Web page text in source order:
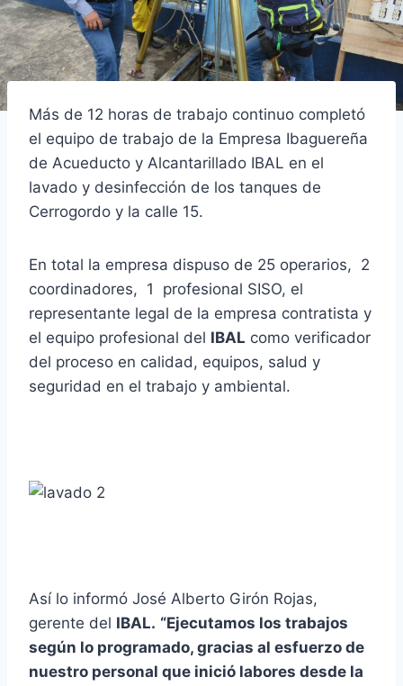
Más de 12 horas de trabajo continuo completó
el equipo de trabajo de la Empresa Ibaguereña
de Acueducto y Alcantarillado IBAL en el
lavado y desinfección de los tanques de
Cerrogordo y la calle 15.
En total la empresa dispuso de 25 operarios, 2
coordinadores, 1 profesional SISO, el
representante legal de la empresa contratista y
el equipo profesional del IBAL como verificador
del proceso en calidad, equipos, salud y
seguridad en el trabajo y ambiental.
Así lo informó José Alberto Girón Rojas,
gerente del IBAL. “Ejecutamos los trabajos
según lo programado, gracias al esfuerzo de
nuestro personal que inició labores desde la